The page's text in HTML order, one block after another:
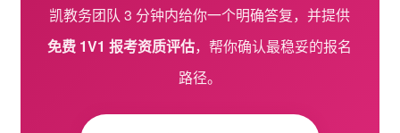
凯教务团队 3 分钟内给你一个明确答复，并提供
免费 1V1 报考资质评估，帮你确认最稳妥的报名
路径。